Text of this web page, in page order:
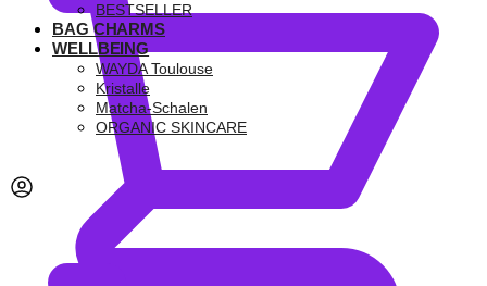
BESTSELLER
BAG CHARMS
WELLBEING
WAYDA Toulouse
Kristalle
Matcha-Schalen
ORGANIC SKINCARE